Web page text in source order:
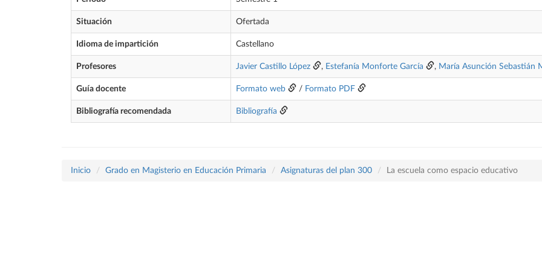
Situación Ofertada
Idioma de impartición Castellano
Profesores Javier Castillo López , Estefanía Monforte García , María Asunción Sebastián
Guía docente Formato web / Formato PDF
Bibliografía recomendada Bibliografía
Inicio Grado en Magisterio en Educación Primaria Asignaturas del plan 300 La escuela como espacio educativo